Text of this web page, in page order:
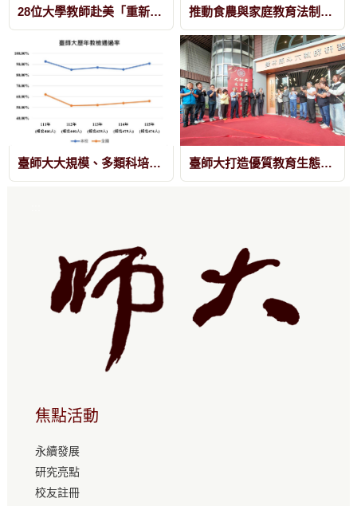
28位大學教師赴美「重新當學生」 臺師大攜手德州大學奧斯汀分校讓 EMI 課堂更優化 推動食農與家庭教育法制化 幼家科學系林如萍教授榮獲115年教育部師鐸獎
臺師大大規模、多類科培育守住品質 應屆生教檢通過率90.72％ 臺師大打造優質教育生態圈 攜手地方政府與學校共育下一代
焦點活動
永續發展
研究亮點
校友註冊